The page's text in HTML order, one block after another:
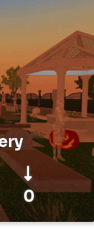
0